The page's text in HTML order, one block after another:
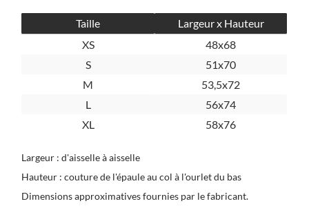
Taille
Largeur x Hauteur
XS
48x68
S
51x70
M
53,5x72
L
56x74
XL
58x76
Largeur : d'aisselle à aisselle
Hauteur : couture de l'épaule au col à l'ourlet du bas
Dimensions approximatives fournies par le fabricant.